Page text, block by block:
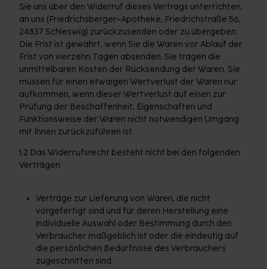
Sie uns über den Widerruf dieses Vertrags unterrichten,
an uns (Friedrichsberger-Apotheke, Friedrichstraße 56,
24837 Schleswig) zurückzusenden oder zu übergeben.
Die Frist ist gewahrt, wenn Sie die Waren vor Ablauf der
Frist von vierzehn Tagen absenden. Sie tragen die
unmittelbaren Kosten der Rücksendung der Waren. Sie
müssen für einen etwaigen Wertverlust der Waren nur
aufkommen, wenn dieser Wertverlust auf einen zur
Prüfung der Beschaffenheit, Eigenschaften und
Funktionsweise der Waren nicht notwendigen Umgang
mit Ihnen zurückzuführen ist.
1.2 Das Widerrufsrecht besteht nicht bei den folgenden
Verträgen:
Verträge zur Lieferung von Waren, die nicht
vorgefertigt sind und für deren Herstellung eine
individuelle Auswahl oder Bestimmung durch den
Verbraucher maßgeblich ist oder die eindeutig auf
die persönlichen Bedürfnisse des Verbrauchers
zugeschnitten sind.